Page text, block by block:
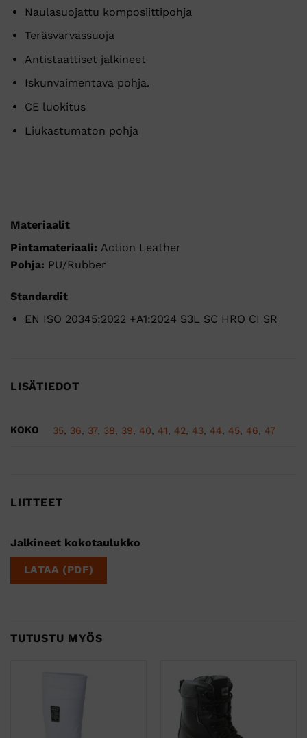
Naulasuojattu komposiittipohja
Teräsvarvassuoja
Antistaattiset jalkineet
Iskunvaimentava pohja.
CE luokitus
Liukastumaton pohja
Materiaalit
Pintamateriaali: Action Leather
Pohja: PU/Rubber
Standardit
EN ISO 20345:2022 +A1:2024 S3L SC HRO CI SR
LISÄTIEDOT
KOKO 35, 36, 37, 38, 39, 40, 41, 42, 43, 44, 45, 46, 47
LIITTEET
Jalkineet kokotaulukko
LATAA (PDF)
TUTUSTU MYÖS